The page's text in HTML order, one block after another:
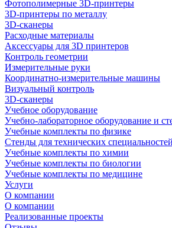
Фотополимерные 3D-принтеры
3D-принтеры по металлу
3D-сканеры
Расходные материалы
Аксессуары для 3D принтеров
Контроль геометрии
Измерительные руки
Координатно-измерительные машины
Визуальный контроль
3D-сканеры
Учебное оборудование
Учебно-лабораторное оборудование и
Учебные комплекты по физике
Стенды для технических специальностей
Учебные комплекты по химии
Учебные комплекты по биологии
Учебные комплекты по медицине
Услуги
О компании
О компании
Реализованные проекты